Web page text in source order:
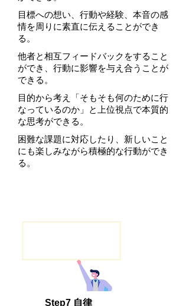
目標への想い、行動や経験、本音の感
情を周りに素直に伝えることができ
る。
他者と相互フィードバックをすること
ができ、行動に影響を与え合うことが
できる。
目的から考え「そもそも何のために行
なっているのか」と上位視点で本質的
な思考ができる。
困難な課題に対応したり、新しいこと
にも楽しみながら積極的な行動ができ
る。
Step7 自律